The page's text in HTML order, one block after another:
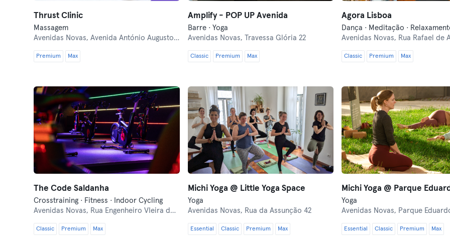
Thrust Clinic
Massagem
Avenidas Novas,Avenida António Augusto de Aguiar 58B
Premium Max
Amplify - POP UP Avenida
Barre · Yoga
Avenidas Novas,
Travessa Glória 22
Classic Premium Max
Agora Lisboa
Dança · Meditação ·
Avenidas Novas, Rua Rafael de
Classic Premium Max
The Code Saldanha
Crosstraining · Fitness · Indoor Cycling
Avenidas Novas, Rua Engenheiro VIeira da Silva, Mercado 31 de Janeiro
Classic Premium Max
Michi Yoga @ Little Yoga Space
Yoga
Avenidas Novas, Rua da Assunção 42
Essential Classic Premium Max
Michi Yoga @ Parque
Yoga
Avenidas Novas, Parque
Essential Classic Premium Max